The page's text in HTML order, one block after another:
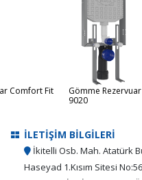
Comfort Fit
Gömme
9020
İLETİŞİM BİLGİLERİ
İkitelli Osb. Mah. Atatürk
Haseyad 1.Kısım Sitesi